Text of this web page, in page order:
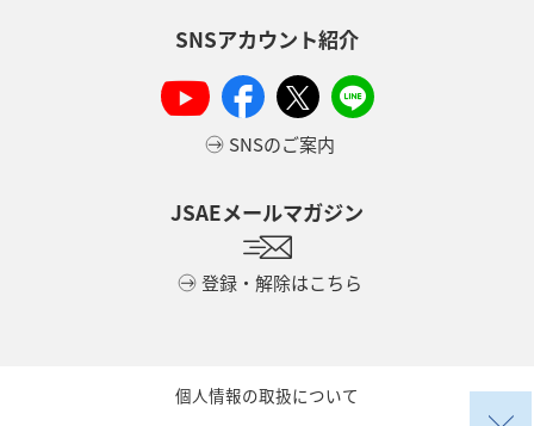
SNSアカウント紹介
SNSのご案内
JSAEメールマガジン
登録・解除はこちら
個人情報の取扱について